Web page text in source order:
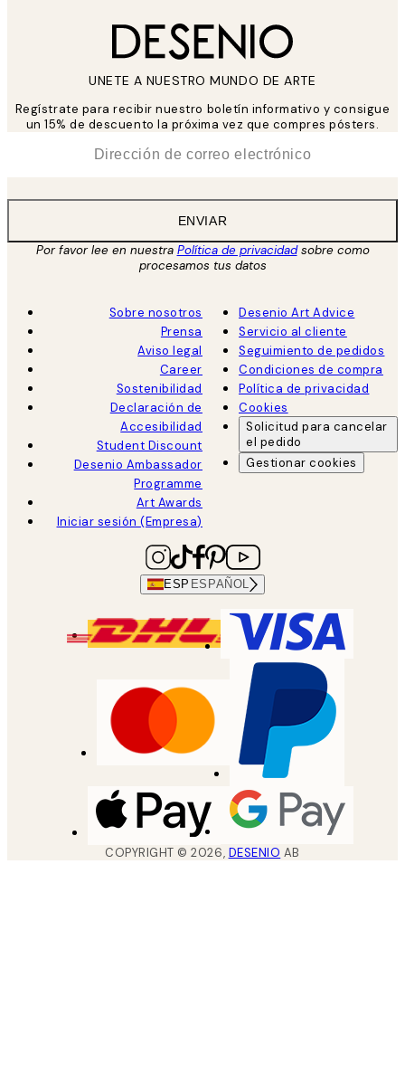
UNETE A NUESTRO MUNDO DE ARTE
Regístrate para recibir nuestro boletín informativo y consigue
un 15% de descuento la próxima vez que compres pósters.
ENVIAR
Por favor lee en nuestra Política de privacidadsobre como
procesamos tus datos
Sobre nosotros
Prensa
Aviso legal
Career
Sostenibilidad
Declaración de
Accesibilidad
Student Discount
Desenio Ambassador
Programme
Art Awards
Iniciar sesión (Empresa)
Desenio Art Advice
Servicio al cliente
Seguimiento de pedidos
Condiciones de compra
Política de privacidad
Cookies
Solicitud para cancelar
el pedido
Gestionar cookies
ESP ESPAÑOL
COPYRIGHT ©2026, DESENIO AB